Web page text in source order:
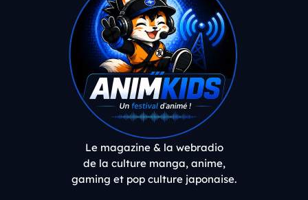
Le magazine & la webradio
de la culture manga, anime,
gaming et pop culture japonaise.